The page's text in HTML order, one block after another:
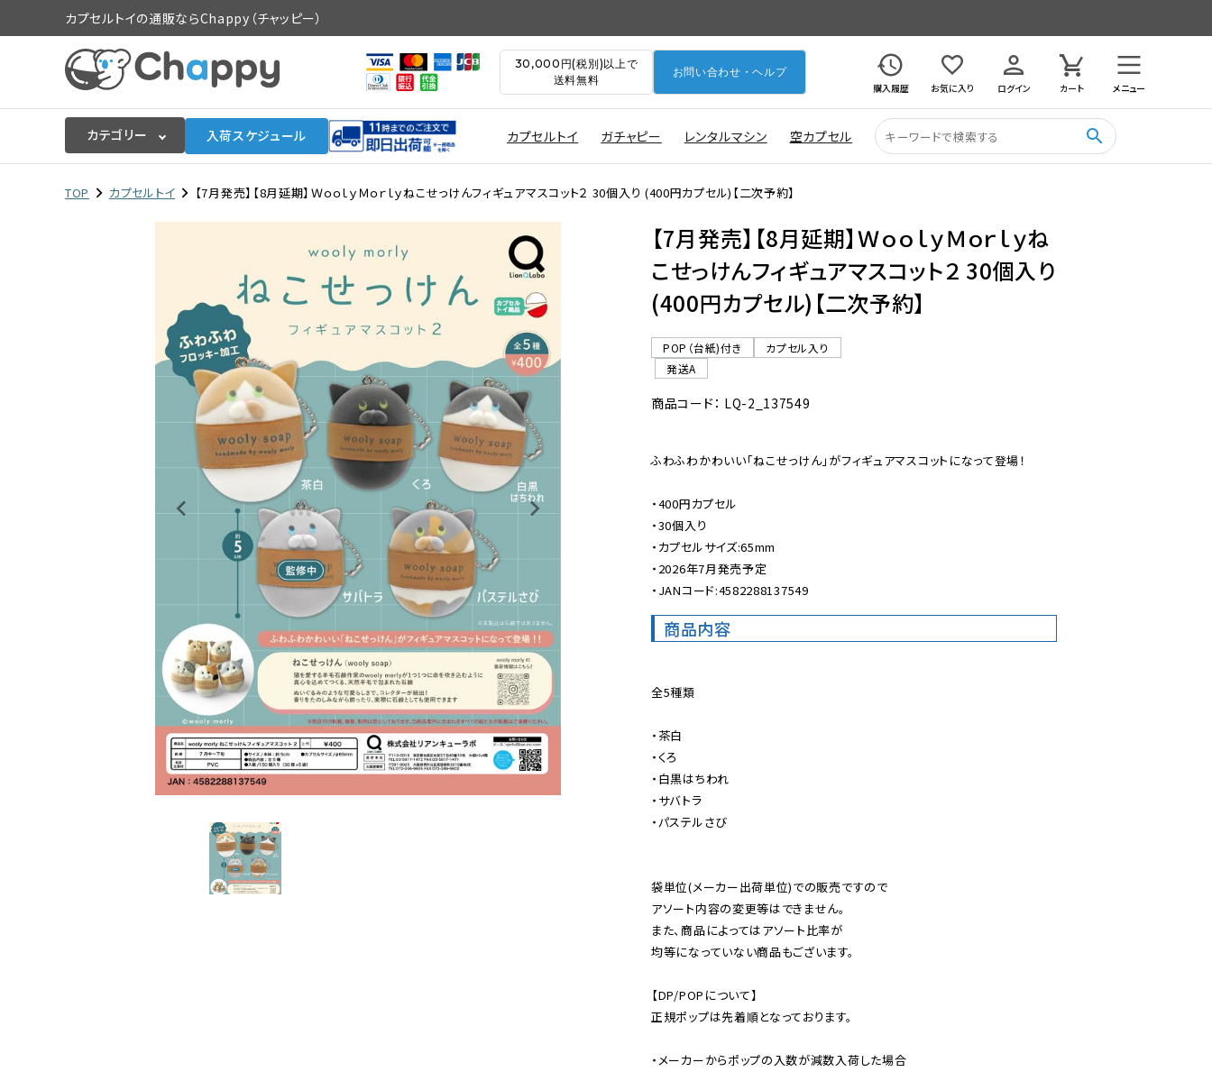
カプセルトイの通販ならChappy（チャッピー）
30,000円(税別)以上で
送料無料
お問い合わせ・ヘルプ
購入履歴
お気に入り ログイン カート メニュー
カテゴリー 入荷スケジュール カプセルトイ ガチャピー レンタルマシン 空カプセル search
ログイン 会員登録
よくあるご質問
ご利用ガイド
06-6282-7659
TOP カプセルトイ 【7月発売】【8月延期】ＷｏｏｌｙＭｏｒｌｙねこせっけんフィギュアマスコット２ 30個入り (400円カプセル)【二次予約】
【7月発売】【8月延期】ＷｏｏｌｙＭｏｒｌｙね
こせっけんフィギュアマスコット２ 30個入り
(400円カプセル)【二次予約】
POP（台紙)付き
カプセル入り
発送A
商品コード： LQ-2_137549
ふわふわかわいい「ねこせっけん」がフィギュアマスコットになって登場！
・400円カプセル
・30個入り
・カプセルサイズ:65mm
・2026年7月発売予定
・JANコード:4582288137549
商品内容
全5種類
・茶白
・くろ
・白黒はちわれ
・サバトラ
・パステルさび
袋単位(メーカー出荷単位)での販売ですので
アソート内容の変更等はできません。
また、商品によってはアソート比率が
均等になっていない商品もございます。
【DP/POPについて】
正規ポップは先着順となっております。
・メーカーからポップの入数が減数入荷した場合